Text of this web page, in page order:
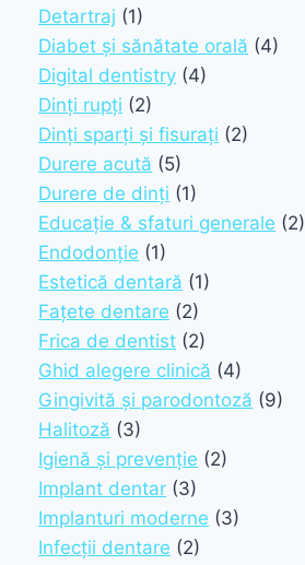
Detartraj (1)
Diabet și sănătate orală (4)
Digital dentistry (4)
Dinți rupți (2)
Dinți sparți și fisurați (2)
Durere acută (5)
Durere de dinți (1)
Educație & sfaturi generale (2)
Endodonție (1)
Estetică dentară (1)
Fațete dentare (2)
Frica de dentist (2)
Ghid alegere clinică (4)
Gingivită și parodontoză (9)
Halitoză (3)
Igienă și prevenție (2)
Implant dentar (3)
Implanturi moderne (3)
Infecții dentare (2)